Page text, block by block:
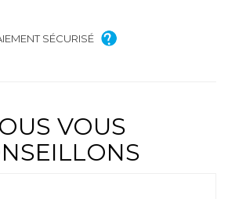
SÉCURISÉ
VOUS